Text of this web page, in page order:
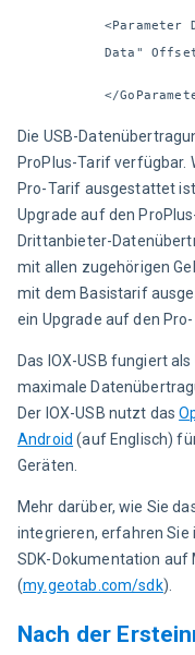
<Parameter
Data"
</
Die USB-
ProPlus-Tarif verfügbar.
Pro-Tarif ausgestattet
Upgrade auf den
Drittanbieter-
mit allen zugehörigen
mit dem Basistarif
ein Upgrade auf den
Das IOX-USB fungiert
maximale
Der IOX-USB nutzt das
Android (auf Englisch)
Geräten.
Mehr darüber, wie Sie
integrieren, erfahren Sie
SDK-Dokumentation auf
(my.geotab.com/sdk).
Nach der